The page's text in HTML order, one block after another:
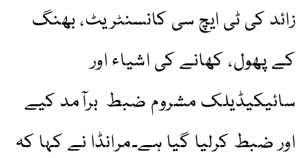
زائد کی ٹی ایچ سی کانسنٹریٹ، بھنگ
کے پھول، کھانے کی اشیاء اور
سائیکیڈیلک مشروم ضبط برآمد کیے
اور ضبط کرلیا گیا ہے۔مرانڈا نے کہا کہ